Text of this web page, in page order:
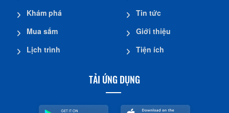
Khám phá
Mua sắm
Lịch trình
Tin tức
Giới thiệu
Tiện ích
TẢI ỨNG DỤNG